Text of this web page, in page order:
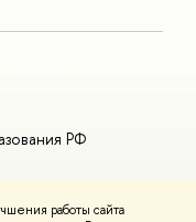
работы сайта
РФ